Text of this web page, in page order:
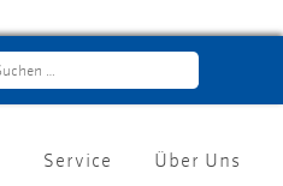
Service Über Uns